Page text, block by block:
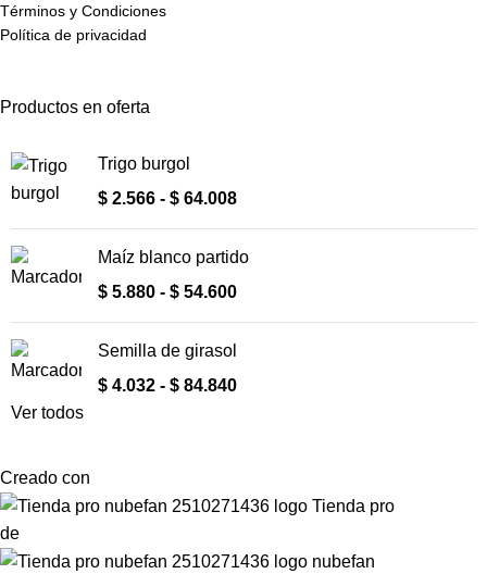
Términos y Condiciones
Política de privacidad
Productos en oferta
Trigo burgol
$ 2.566 - $ 64.008
Maíz blanco partido
$ 5.880 - $ 54.600
Semilla de girasol
$ 4.032 - $ 84.840
Ver todos
Creado con
de